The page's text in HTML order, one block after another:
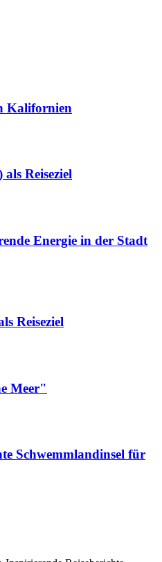
Kalifornien
Reiseziel
Energie in der Stadt
Reiseziel
Meer"
Schwemmlandinsel für